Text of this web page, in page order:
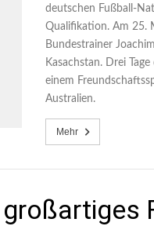
deutschen Fußball-
Qualifikation. Am 25.
Bundestrainer
Kasachstan. Drei
einem
Australien.
Mehr